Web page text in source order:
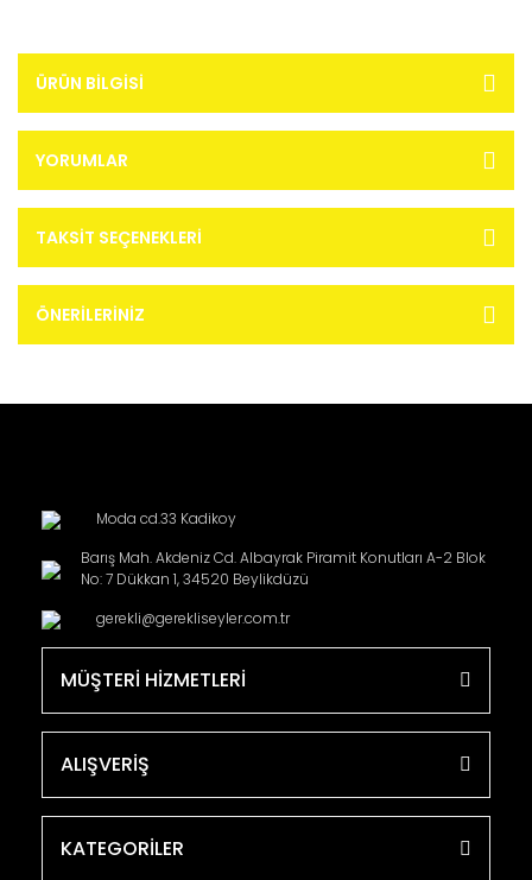
ÜRÜN BILGISI
YORUMLAR
TAKSIT SEÇENEKLERI
ÖNERILERINIZ
Moda cd.33 Kadikoy
Barış Mah. Akdeniz Cd. Albayrak Piramit Konutları A-2 Blok
No: 7 Dükkan 1, 34520 Beylikdüzü
gerekli@gerekliseyler.com.tr
MÜŞTERİ HİZMETLERİ
ALIŞVERİŞ
KATEGORİLER